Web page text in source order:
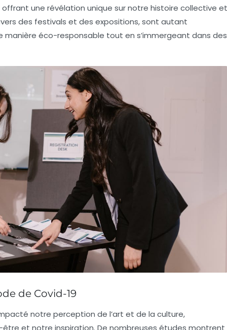
une révélation unique sur notre histoire collective et
des festivals et des expositions, sont autant
manière éco-responsable tout en s’immergeant dans des
de Covid-19
notre perception de l’art et de la culture,
être et notre inspiration. De nombreuses études montrent